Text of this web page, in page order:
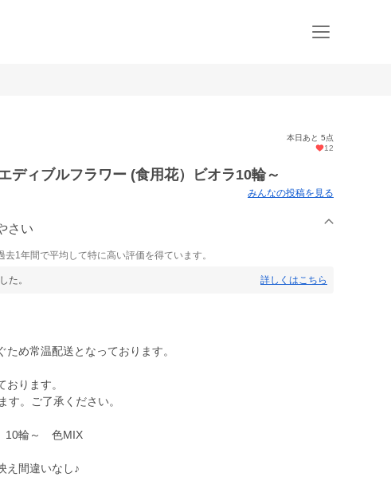
本日あと 5点
12
ディブルフラワー (食用花）ビオラ10輪～
みんなの投稿を見る
さい
1年間で平均して特に高い評価を得ています。
た。 詳しくはこちら
め常温配送となっております。
ります。
。ご了承ください。
10輪～ 色MIX
え間違いなし♪